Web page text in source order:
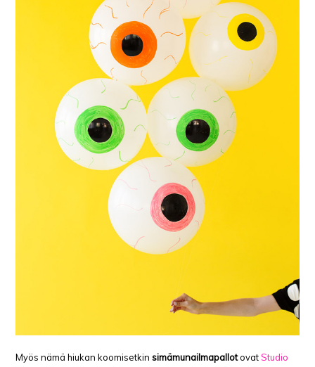
Myös nämä hiukan koomisetkinsimämunailmapallotovatStudio